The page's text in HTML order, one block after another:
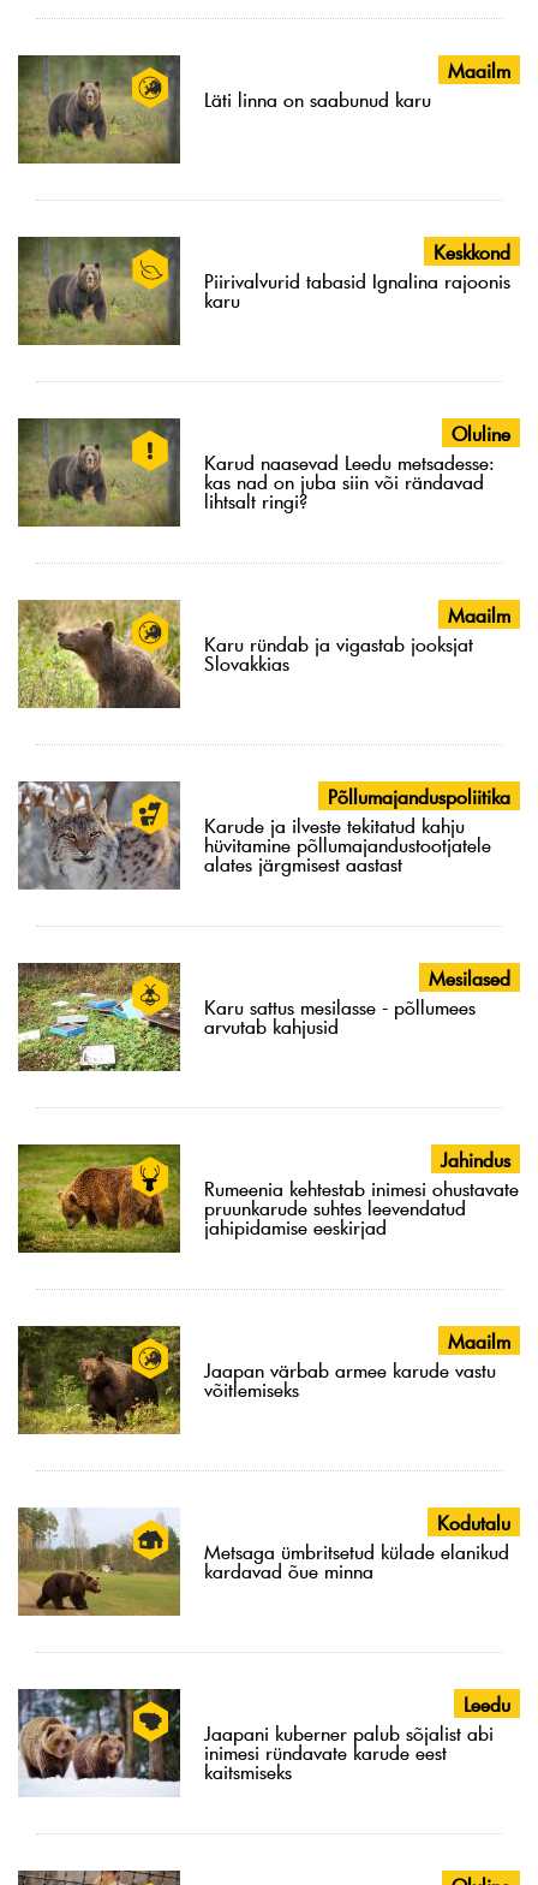
Maailm
Läti linna on saabunud karu
Keskkond
Piirivalvurid tabasid Ignalina rajoonis
karu
Oluline
Karud naasevad Leedu metsadesse:
kas nad on juba siin või rändavad
lihtsalt ringi?
Maailm
Karu ründab ja vigastab jooksjat
Slovakkias
Põllumajanduspoliitika
Karude ja ilveste tekitatud kahju
hüvitamine põllumajandustootjatele
alates järgmisest aastast
Mesilased
Karu sattus mesilasse - põllumees
arvutab kahjusid
Jahindus
Rumeenia kehtestab inimesi ohustavate
pruunkarude suhtes leevendatud
jahipidamise eeskirjad
Maailm
Jaapan värbab armee karude vastu
võitlemiseks
Kodutalu
Metsaga ümbritsetud külade elanikud
kardavad õue minna
Leedu
Jaapani kuberner palub sõjalist abi
inimesi ründavate karude eest
kaitsmiseks